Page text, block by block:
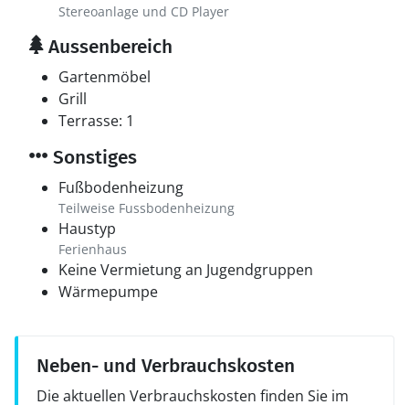
Stereoanlage und CD Player
Aussenbereich
Gartenmöbel
Grill
Terrasse: 1
Sonstiges
Fußbodenheizung
Teilweise Fussbodenheizung
Haustyp
Ferienhaus
Keine Vermietung an Jugendgruppen
Wärmepumpe
Neben- und Verbrauchskosten
Die aktuellen Verbrauchskosten finden Sie im